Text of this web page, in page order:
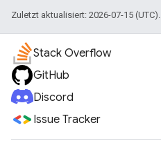
Zuletzt aktualisiert: 2026-07-15 (UTC).
Stack Overflow
GitHub
Discord
Issue Tracker